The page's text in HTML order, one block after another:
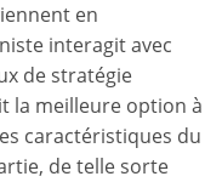
en
interagit avec
de stratégie
la meilleure option à
caractéristiques du
de telle sorte